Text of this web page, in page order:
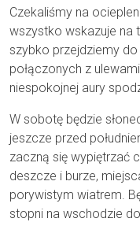
Czekaliśmy na
wszystko wskazuje na
szybko przejdziemy
połączonych z
niespokojnej aury
W sobotę będzie
jeszcze przed
zaczną się wypiętrzać
deszcze i burze,
porywistym wiatrem.
stopni na wschodzie